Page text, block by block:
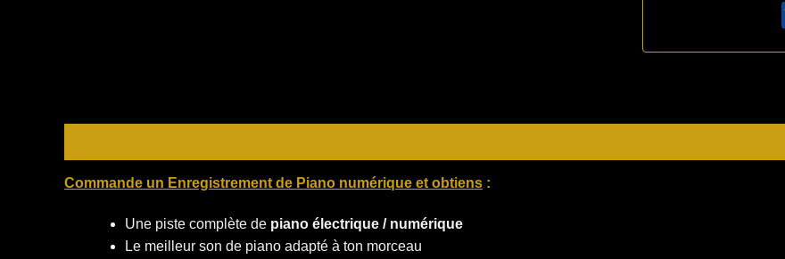
Commande un Enregistrement de Piano numérique et obtiens :
Une piste complète de piano électrique / numérique
Le meilleur son de piano adapté à ton morceau